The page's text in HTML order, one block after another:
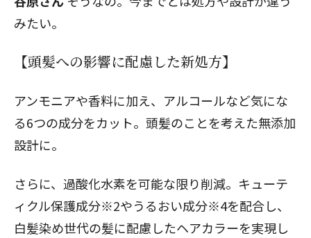
みたい。
【頭髪への影響に配慮した新処方】
アンモニアや香料に加え、アルコールなど気にな
る6つの成分をカット。頭髪のことを考えた無添加
設計に。
さらに、過酸化水素を可能な限り削減。キューテ
ィクル保護成分※2やうるおい成分※4を配合し、
白髪染め世代の髪に配慮したヘアカラーを実現し